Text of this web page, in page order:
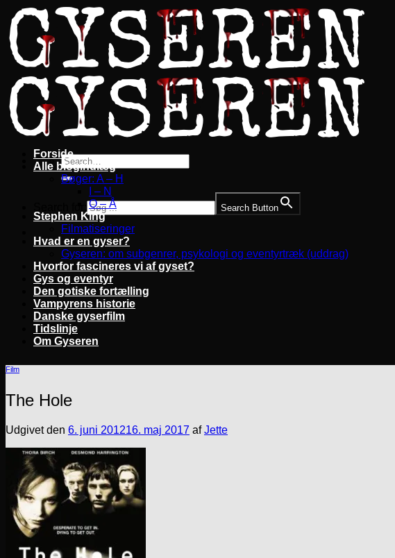
Fortsæt
til
indhold
Search Button
Forside
Alle blogindlæg
Bøger: A – H
I – N
O – Å
Stephen King
Filmatiseringer
Hvad er en gyser?
Gyseren: om subgenrer, psykologi og eventyrtræk (uddrag)
Hvorfor fascineres vi af gyset?
Gys og eventyr
Den gotiske fortælling
Vampyrens historie
Danske gyserfilm
Tidslinje
Om Gyseren
Film
The Hole
Udgivet den 6. juni 201216. maj 2017 afJette